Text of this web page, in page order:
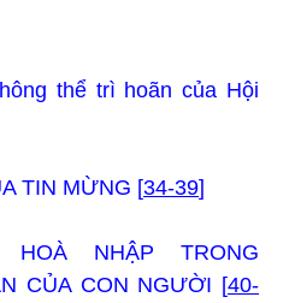
thể trì hoãn của Hội
TIN MỪNG [34-39]
HOÀ NHẬP TRONG
CỦA CON NGƯỜI [40-